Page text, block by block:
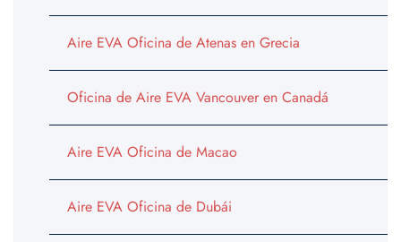
Aire EVA Oficina de Atenas en Grecia
Oficina de Aire EVA Vancouver en Canadá
Aire EVA Oficina de Macao
Aire EVA Oficina de Dubái